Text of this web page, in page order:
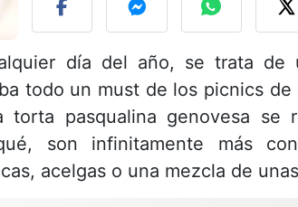
día del año, se trata de
todo un must de los picnics de
pasqualina genovesa se
son infinitamente más
acelgas o una mezcla de